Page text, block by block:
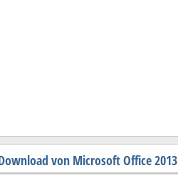
von Microsoft Office 2013